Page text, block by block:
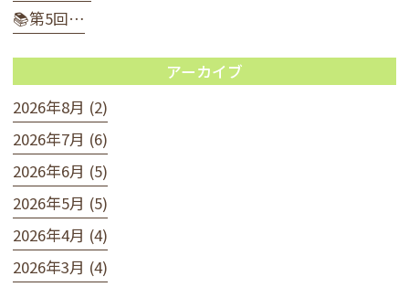
📚第5回…
アーカイブ
2026年8月 (2)
2026年7月 (6)
2026年6月 (5)
2026年5月 (5)
2026年4月 (4)
2026年3月 (4)